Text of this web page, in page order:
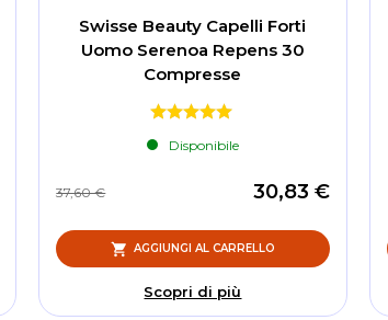
Swisse Beauty Capelli Forti
Uomo Serenoa Repens 30
Compresse
Disponibile
30,83 €
37,60 €
AGGIUNGI AL CARRELLO
Scopri di più